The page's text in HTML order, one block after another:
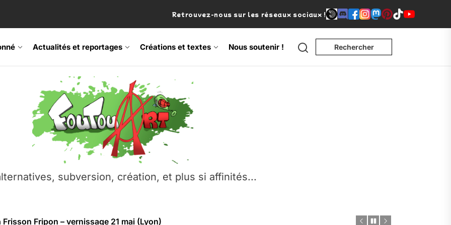
Retrouvez-nous sur les réseaux sociaux !
Actualités et reportages Créations et textes Nous soutenir ! Search Rechercher
subversion, création, et plus si affinités...
Frisson Fripon – vernissage 21 mai (Lyon)
Festival – Samedi 18 juillet (Vaulx-en-Velin)
– Ŝtono, un livre réalisé par Michaël Moretti & Pierre Lacôte
contre l’A412 à l’Établi (Haute-Savoie)
Fripon – vernissage 21 mai (Lyon)